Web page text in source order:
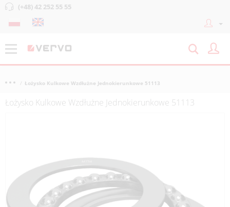
(+48) 42 252 55 55
Łożysko Kulkowe Wzdłużne Jednokierunkowe 51113
Łożysko Kulkowe Wzdłużne Jednokierunkowe 51113